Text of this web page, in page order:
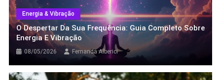
19/05/2026 Fernanda Alberici
Energia & Vibração
O Despertar Da Sua Frequência: Guia Completo Sobre
Energia E Vibração
08/05/2026 Fernanda Alberici